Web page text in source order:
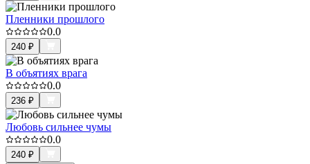
Пленники прошлого
0.0
240 ₽
В объятиях врага
0.0
236 ₽
Любовь сильнее чумы
0.0
240 ₽